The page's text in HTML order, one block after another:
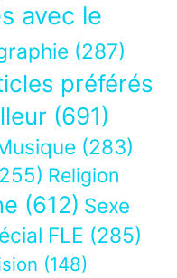
avec le
(287)
préférés
(691)
(283)
Religion
(612) Sexe
FLE (285)
(148)